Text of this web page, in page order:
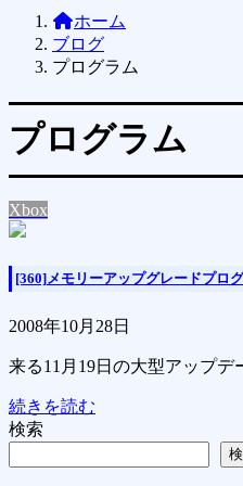
ホーム
ブログ
プログラム
プログラム
Xbox
[360]メモリーアップグレードプロ
2008年10月28日
来る11月19日の大型アップデ
続きを読む
検索